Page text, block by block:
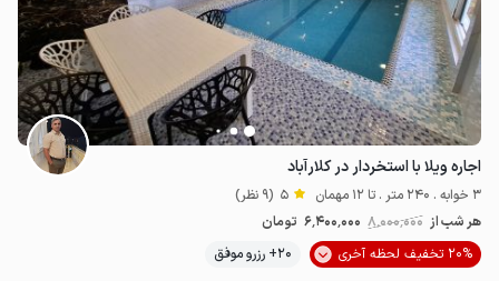
اجاره ویلا با استخردار در کلارآباد
3 خوابه . 240 متر . تا 12 مهمان 5 (9 نظر)
هر شب از 8٬000٬000 6٬400٬000 تومان
20% تخفیف لحظه آخری
20+ رزرو موفق